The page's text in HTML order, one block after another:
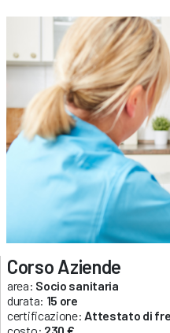
Corso Aziende
area: Socio sanitaria
durata: 15 ore
certificazione: Attestato di
costo: 230 €